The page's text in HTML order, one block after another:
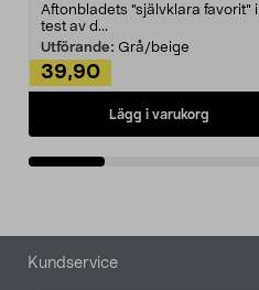
Aftonbladets "självklara favorit” i
test av d...
Utförande: Grå/beige
39,90
Lägg i varukorg
Sidfot
Kundservice